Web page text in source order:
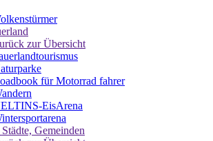
zur Übersicht
für Motorrad fahrer
EisArena
Gemeinden